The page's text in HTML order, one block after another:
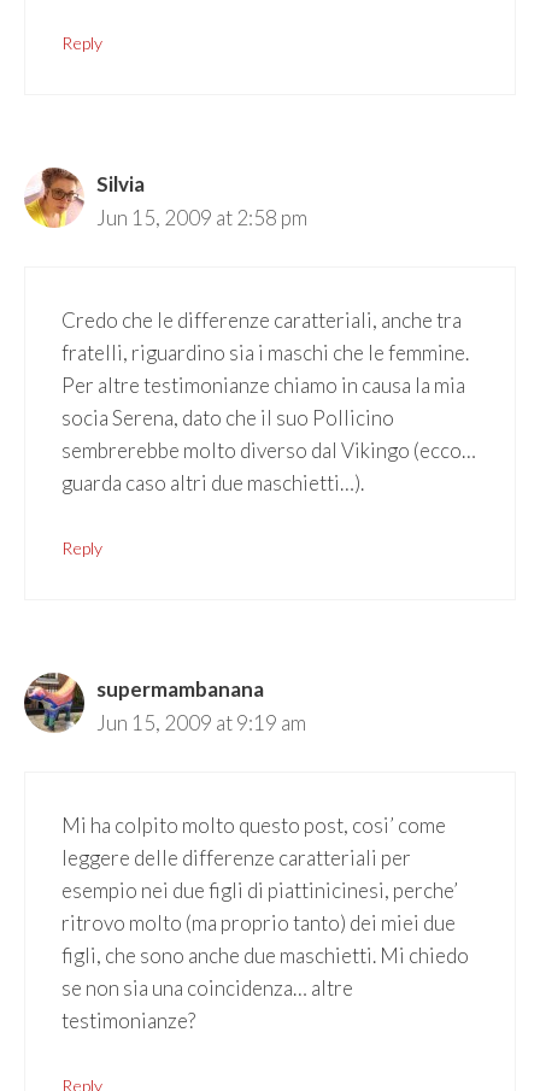
Reply
Silvia
Jun 15, 2009 at 2:58 pm
Credo che le differenze caratteriali, anche tra
fratelli, riguardino sia i maschi che le femmine.
Per altre testimonianze chiamo in causa la mia
socia Serena, dato che il suo Pollicino
sembrerebbe molto diverso dal Vikingo (ecco…
guarda caso altri due maschietti…).
Reply
supermambanana
Jun 15, 2009 at 9:19 am
Mi ha colpito molto questo post, cosi’ come
leggere delle differenze caratteriali per
esempio nei due figli di piattinicinesi, perche’
ritrovo molto (ma proprio tanto) dei miei due
figli, che sono anche due maschietti. Mi chiedo
se non sia una coincidenza… altre
testimonianze?
Reply